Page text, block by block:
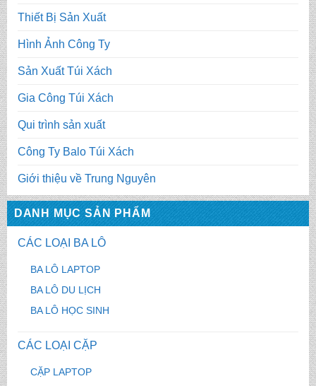
Thiết Bị Sản Xuất
Hình Ảnh Công Ty
Sản Xuất Túi Xách
Gia Công Túi Xách
Qui trình sản xuất
Công Ty Balo Túi Xách
Giới thiệu về Trung Nguyên
DANH MỤC SẢN PHẨM
CÁC LOẠI BA LÔ
BA LÔ LAPTOP
BA LÔ DU LỊCH
BA LÔ HỌC SINH
CÁC LOẠI CẶP
CẶP LAPTOP